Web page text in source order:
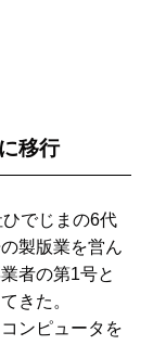
移行
でじまの6代
製版業を営ん
者の第1号と
きた。
ンピュータを